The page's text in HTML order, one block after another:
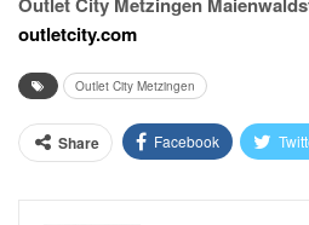
outletcity.com
Outlet City Metzingen
Share Facebook